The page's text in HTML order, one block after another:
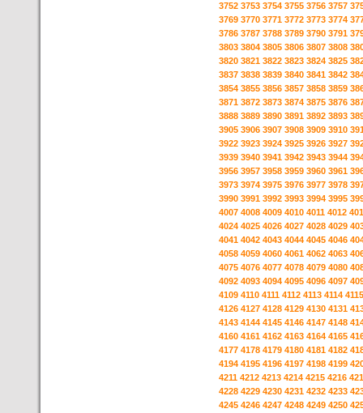
3752 3753 3754 3755 3756 3757
3769 3770 3771 3772 3773 3774
3786 3787 3788 3789 3790 3791
3803 3804 3805 3806 3807 3808
3820 3821 3822 3823 3824 3825
3837 3838 3839 3840 3841 3842
3854 3855 3856 3857 3858 3859
3871 3872 3873 3874 3875 3876
3888 3889 3890 3891 3892 3893
3905 3906 3907 3908 3909 3910
3922 3923 3924 3925 3926 3927
3939 3940 3941 3942 3943 3944
3956 3957 3958 3959 3960 3961
3973 3974 3975 3976 3977 3978
3990 3991 3992 3993 3994 3995
4007 4008 4009 4010 4011 4012
4024 4025 4026 4027 4028 4029
4041 4042 4043 4044 4045 4046
4058 4059 4060 4061 4062 4063
4075 4076 4077 4078 4079 4080
4092 4093 4094 4095 4096 4097
4109 4110 4111 4112 4113 4114 4115
4126 4127 4128 4129 4130 4131
4143 4144 4145 4146 4147 4148
4160 4161 4162 4163 4164 4165
4177 4178 4179 4180 4181 4182
4194 4195 4196 4197 4198 4199
4211 4212 4213 4214 4215 4216
4228 4229 4230 4231 4232 4233
4245 4246 4247 4248 4249 4250